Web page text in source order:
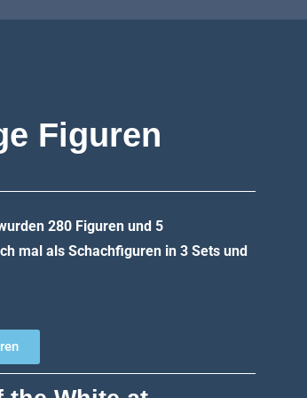
Figuren
280 Figuren und 5
mal als Schachfiguren in 3 Sets und